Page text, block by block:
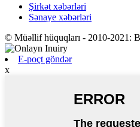
Şirkət xəbərləri
Sənaye xəbərləri
© Müəllif hüquqları - 2010-2021:
E-poçt göndər
x